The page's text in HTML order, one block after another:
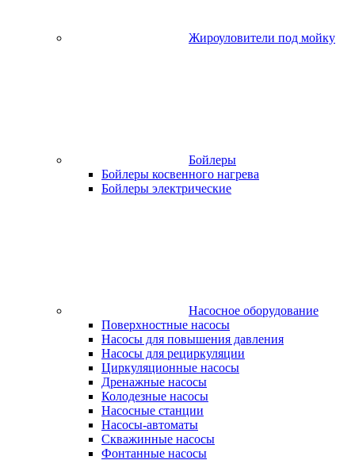
Жироуловители под мойку
Бойлеры
Бойлеры косвенного нагрева
Бойлеры электрические
Насосное оборудование
Поверхностные насосы
Насосы для повышения давления
Насосы для рециркуляции
Циркуляционные насосы
Дренажные насосы
Колодезные насосы
Насосные станции
Насосы-автоматы
Скважинные насосы
Фонтанные насосы